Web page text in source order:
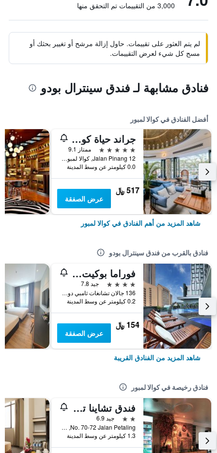
3,000 من التقييمات تم التحقق منها
لم يتم العثور على تقييمات. حاول إزالة مرشح أو تغيير بحثك أو
مسح كل شيء لعرض التقييمات.
فنادق مشابهة لـ فندق سينترال بودو
أفضل الفنادق في كوالا لمبور
جراند حياة كوالالمبور
5 نجوم
ممتاز 9.1
12 Jalan Pinang, كوالا لمبور, ماليزيا
0.0 كيلومتر عن وسط المدينة
517 ﷼
عرض الصفقة
شاهد المزيد من أهم الفنادق في كوالا لمبور
فنادق بالقرب من فندق سينترال بودو
فوراما بوكيت بينتانغ، كوالالمبور
4 نجوم
جيد 7.8
136 جالان تشانغات ثامبي دولا, كوالا لمبور, ماليزيا
0.2 كيلومتر عن وسط المدينة
154 ﷼
عرض الصفقة
شاهد المزيد من الفنادق القريبة
فنادق رخيصة في كوالا لمبور
فندق تشاينا تاون 2
2 نجمتين
جيد 6.9
No. 70-72 Jalan Petaling, كوالا لمبور, ماليزيا
1.3 كيلومتر عن وسط المدينة